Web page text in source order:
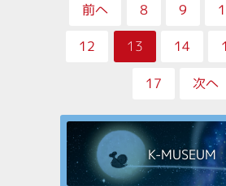
前へ 8 9
12 13 14
17 次へ
K-MUSEUM